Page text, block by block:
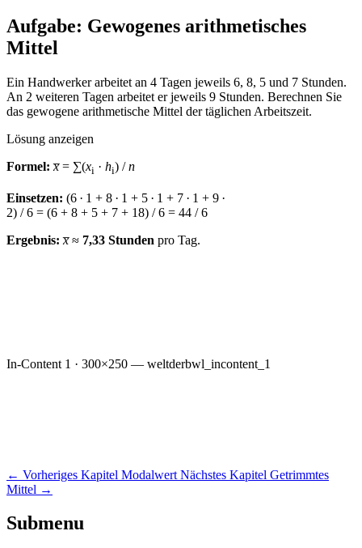
Aufgabe: Gewogenes arithmetisches
Mittel
Ein Handwerker arbeitet an 4 Tagen jeweils 6, 8, 5 und 7 Stunden.
An 2 weiteren Tagen arbeitet er jeweils 9 Stunden. Berechnen Sie
das gewogene arithmetische Mittel der täglichen Arbeitszeit.
Lösung anzeigen
Formel: x̅= ∑(xi · hi) /n
Einsetzen: (6 · 1 + 8 · 1 + 5 · 1 + 7 · 1 + 9 ·
2) / 6 = (6 + 8 + 5 + 7 + 18) / 6 = 44 / 6
Ergebnis: x̅≈ 7,33 Stunden pro Tag.
In-Content 1 · 300×250 — weltderbwl_incontent_1
← Vorheriges Kapitel Modalwert Nächstes Kapitel Getrimmtes
Mittel →
Submenu